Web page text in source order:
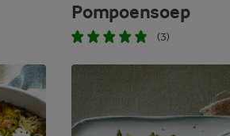
Pompoensoep
(3)